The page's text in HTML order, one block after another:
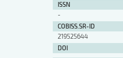
ISSN
-
COBISS.SR-ID
219525644
DOI